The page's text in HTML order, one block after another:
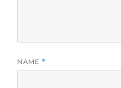
NAME *